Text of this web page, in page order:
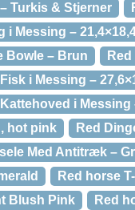
Turkis & Stjerner
i Messing –
Bowle – Brun
i Messing –
i Messing
hot pink
Red
Med Antitræk –
Red horse
Blush Pink
Red